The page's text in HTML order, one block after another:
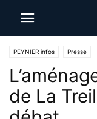
PEYNIER infos Presse
de La